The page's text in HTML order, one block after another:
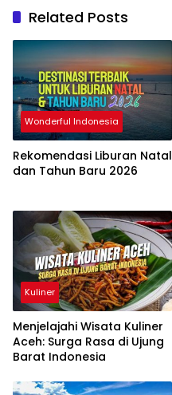
Related Posts
Wonderful Indonesia
Rekomendasi Liburan Natal
dan Tahun Baru 2026
Kuliner
Menjelajahi Wisata Kuliner
Aceh: Surga Rasa di Ujung
Barat Indonesia